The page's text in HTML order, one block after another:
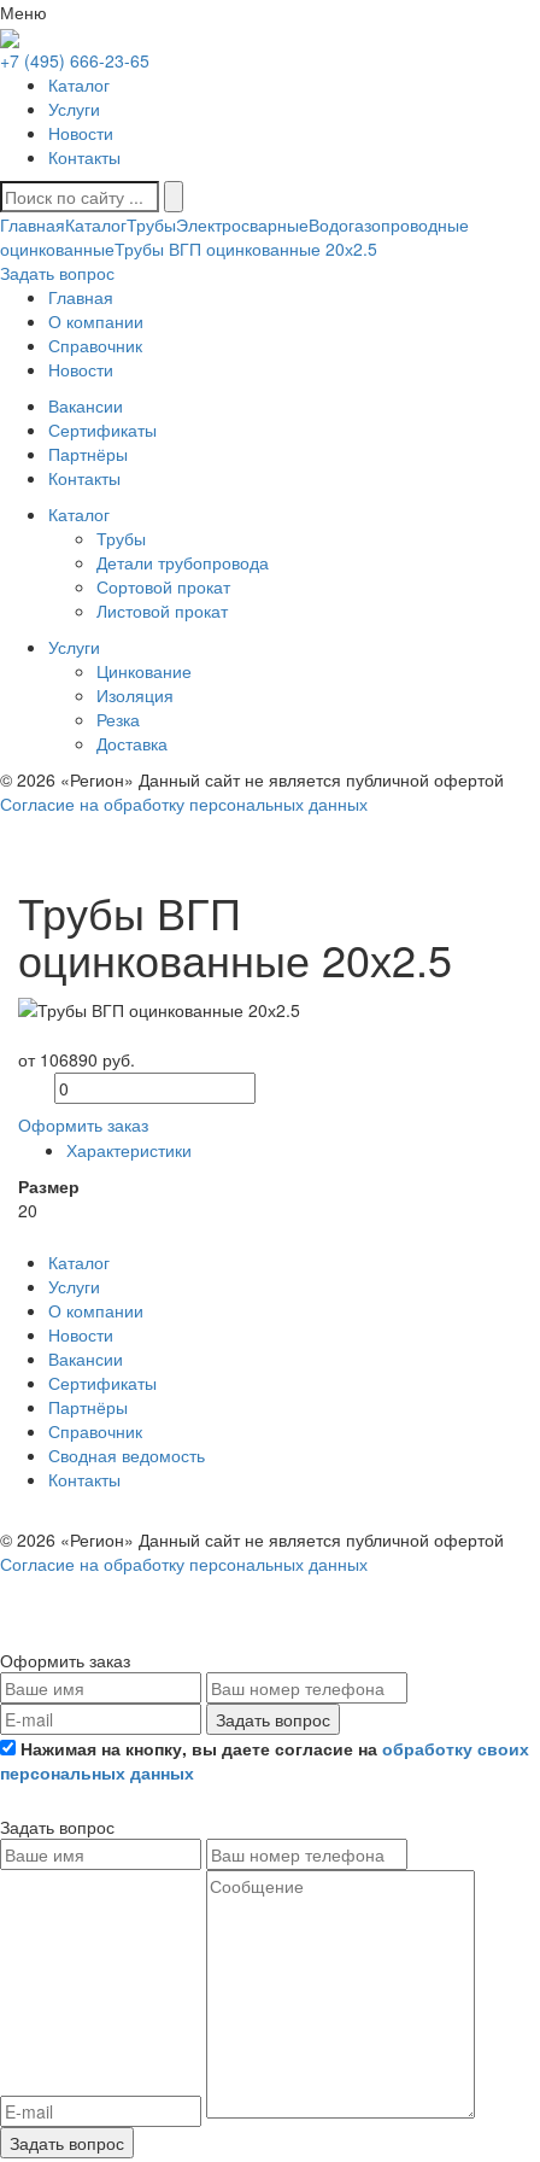
Меню
+7 (495) 666-23-65
Каталог
Услуги
Новости
Контакты
ГлавнаяКаталогТрубыЭлектросварныеВодогазопроводные
оцинкованныеТрубы ВГП оцинкованные 20х2.5
Задать вопрос
Главная
О компании
Справочник
Новости
Вакансии
Сертификаты
Партнёры
Контакты
Каталог
Трубы
Детали трубопровода
Сортовой прокат
Листовой прокат
Услуги
Цинкование
Изоляция
Резка
Доставка
© 2026 «Регион» Данный сайт не является публичной офертой
Согласие на обработку персональных данных
Трубы ВГП
оцинкованные 20х2.5
от 106890 руб.
Оформить заказ
Характеристики
Размер
20
Каталог
Услуги
О компании
Новости
Вакансии
Сертификаты
Партнёры
Справочник
Сводная ведомость
Контакты
© 2026 «Регион» Данный сайт не является публичной офертой
Согласие на обработку персональных данных
Оформить заказ
Задать вопрос
Нажимая на кнопку, вы даете согласие на обработку своих
персональных данных
Задать вопрос
Задать вопрос